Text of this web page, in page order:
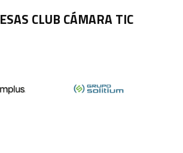
CLUB CÁMARA TIC